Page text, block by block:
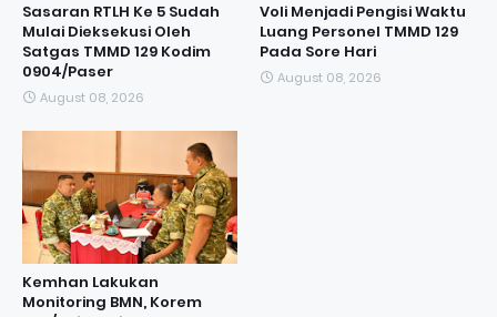
Sasaran RTLH Ke 5 Sudah
Mulai Dieksekusi Oleh
Satgas TMMD 129 Kodim
0904/Paser
August 08, 2026
Voli Menjadi Pengisi Waktu
Luang Personel TMMD 129
Pada Sore Hari
August 08, 2026
Kemhan Lakukan
Monitoring BMN, Korem